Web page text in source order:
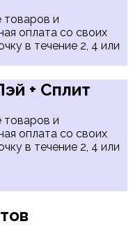
товаров и
оплата со своих
в течение 2, 4 или
+ Сплит
товаров и
оплата со своих
в течение 2, 4 или